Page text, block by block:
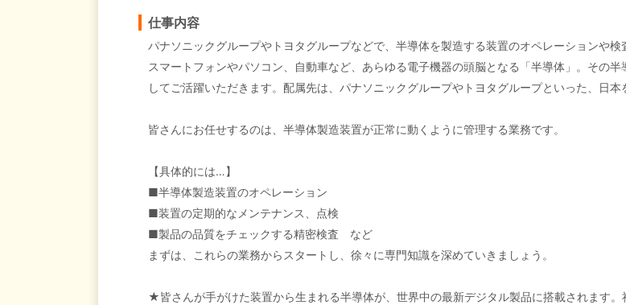
仕事内容
パナソニックグループやトヨタグループなどで、半導体を製造する装置のオペレーションや検
スマートフォンやパソコン、自動車など、あらゆる電子機器の頭脳となる「半導体」。その
してご活躍いただきます。配属先は、パナソニックグループやトヨタグループといった、日本
皆さんにお任せするのは、半導体製造装置が正常に動くように管理する業務です。
【具体的には…】
■半導体製造装置のオペレーション
■装置の定期的なメンテナンス、点検
■製品の品質をチェックする精密検査 など
まずは、これらの業務からスタートし、徐々に専門知識を深めていきましょう。
★皆さんが手がけた装置から生まれる半導体が、世界中の最新デジタル製品に搭載されます。